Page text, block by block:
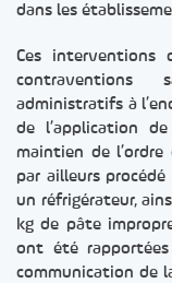
dans les
Ces
contraventions
administratifs à
de l’application
maintien de
par ailleurs
un réfrigérateur,
kg de pâte
ont été
communication de